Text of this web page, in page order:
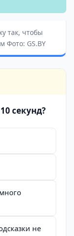
так, чтобы
Фото: GS.BY
секунд?
не